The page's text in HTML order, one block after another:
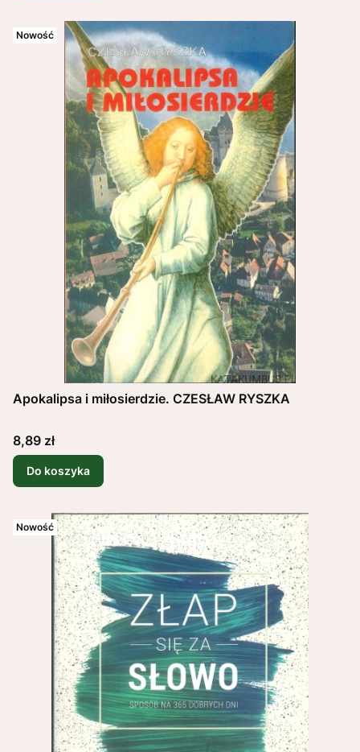
Nowość
Apokalipsa i miłosierdzie. CZESŁAW RYSZKA
Cena
8,89 zł
Do koszyka
Nowość